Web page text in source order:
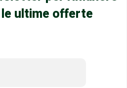
ultime offerte